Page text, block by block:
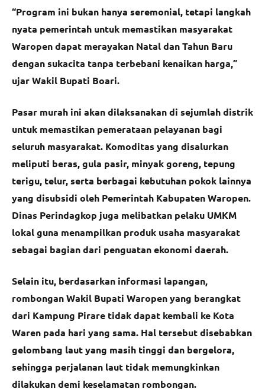
“Program ini bukan hanya seremonial, tetapi langkah
nyata pemerintah untuk memastikan masyarakat
Waropen dapat merayakan Natal dan Tahun Baru
dengan sukacita tanpa terbebani kenaikan harga,”
ujar Wakil Bupati Boari.
Pasar murah ini akan dilaksanakan di sejumlah distrik
untuk memastikan pemerataan pelayanan bagi
seluruh masyarakat. Komoditas yang disalurkan
meliputi beras, gula pasir, minyak goreng, tepung
terigu, telur, serta berbagai kebutuhan pokok lainnya
yang disubsidi oleh Pemerintah Kabupaten Waropen.
Dinas Perindagkop juga melibatkan pelaku UMKM
lokal guna menampilkan produk usaha masyarakat
sebagai bagian dari penguatan ekonomi daerah.
Selain itu, berdasarkan informasi lapangan,
rombongan Wakil Bupati Waropen yang berangkat
dari Kampung Pirare tidak dapat kembali ke Kota
Waren pada hari yang sama. Hal tersebut disebabkan
gelombang laut yang masih tinggi dan bergelora,
sehingga perjalanan laut tidak memungkinkan
dilakukan demi keselamatan rombongan.